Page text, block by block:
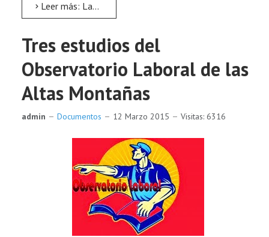
Leer más: Las juventudes comunistas de América en solidaridad con los migrantes
Tres estudios del
Observatorio Laboral de las
Altas Montañas
admin Documentos 12 Marzo 2015 Visitas: 6316